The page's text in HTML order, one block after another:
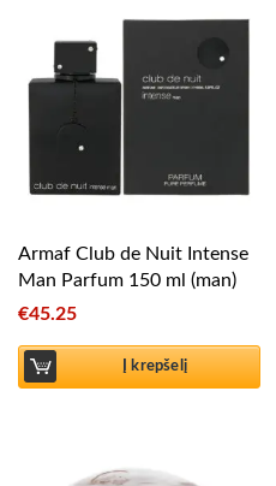
Armaf Club de Nuit Intense
Man Parfum 150 ml (man)
€45.25
Į krepšelį